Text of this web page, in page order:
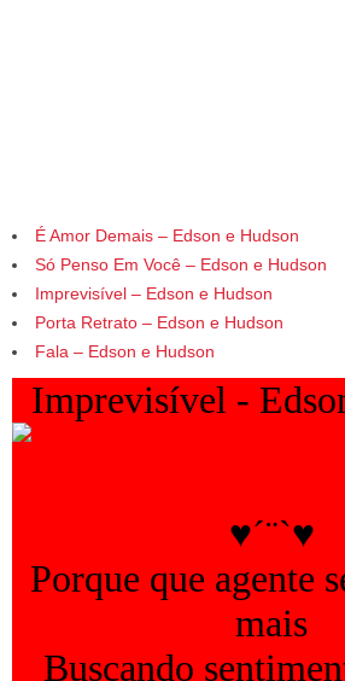
É Amor Demais – Edson e Hudson
Só Penso Em Você – Edson e Hudson
Imprevisível – Edson e Hudson
Porta Retrato – Edson e Hudson
Fala – Edson e Hudson
Imprevisível -
♥´¨`♥
Porque que agente
mais
Buscando